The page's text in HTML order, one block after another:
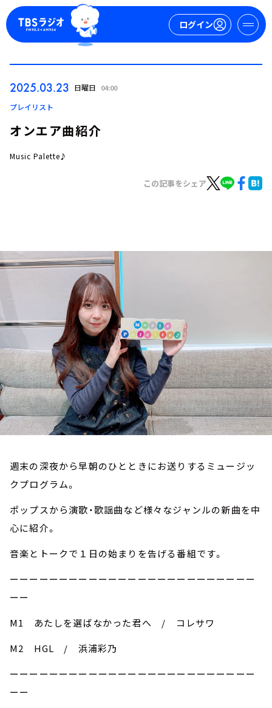
ログイン
トピックス
TBS Podcast
お知らせ
イベント・グッズ
YouTube
会社情報
2025.03.23 日曜日 04:00
プレイリスト
オンエア曲紹介
Music Palette♪
この記事をシェア
週末の深夜から早朝のひとときにお送りするミュージッ
クプログラム。
ポップスから演歌・歌謡曲など様々なジャンルの新曲を中
心に紹介。
音楽とトークで１日の始まりを告げる番組です。
ーーーーーーーーーーーーーーーーーーーーーーーーー
ーー
M1 あたしを選ばなかった君へ / コレサワ
M2 HGL / 浜浦彩乃
ーーーーーーーーーーーーーーーーーーーーーーーーー
ーー